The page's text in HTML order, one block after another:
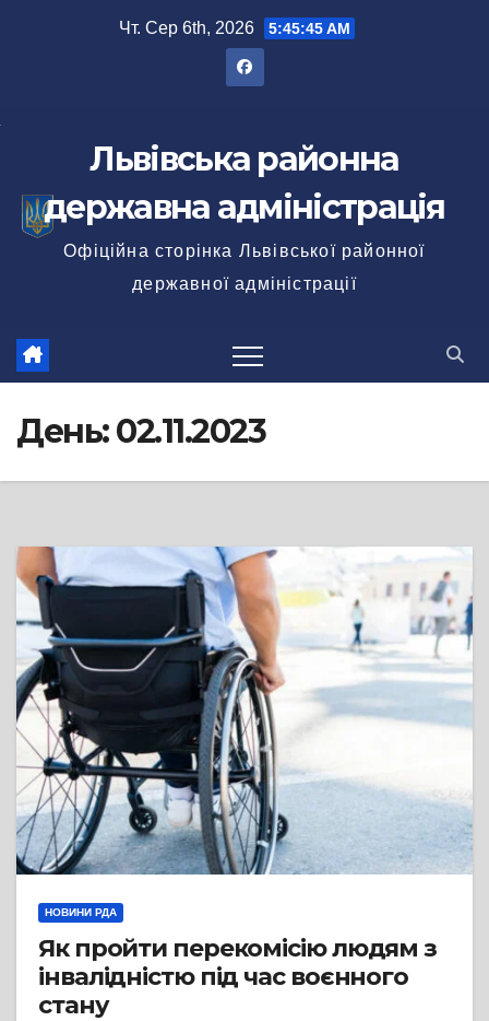
Чт. Сер 6th, 2026 5:45:47 AM
Львівська районна
державна адміністрація
Офіційна сторінка Львівської районної
державної адміністрації
День:02.11.2023
НОВИНИ РДА
Як пройти перекомісію людям з
інвалідністю під час воєнного
стану